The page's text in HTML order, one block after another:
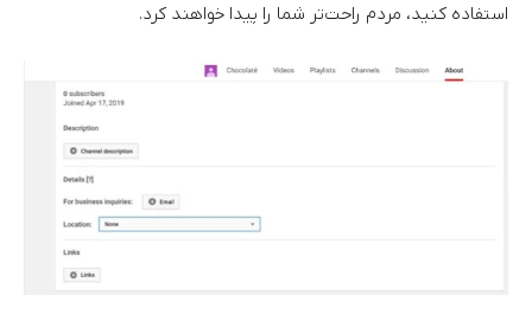
استفاده کنید، مردم راحت‌تر شما را پیدا خواهند کرد.